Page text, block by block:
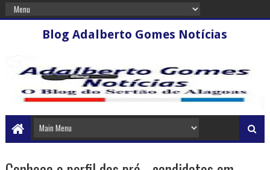
Blog Adalberto Gomes Notícias